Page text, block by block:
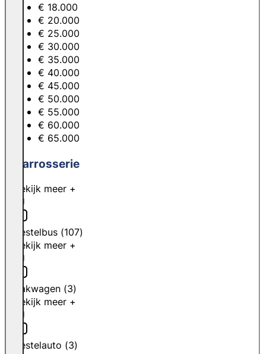
€ 18.000
€ 20.000
€ 25.000
€ 30.000
€ 35.000
€ 40.000
€ 45.000
€ 50.000
€ 55.000
€ 60.000
€ 65.000
Carrosserie
Bekijk meer +
Bestelbus (107)
Bekijk meer +
Bakwagen (3)
Bekijk meer +
Bestelauto (3)